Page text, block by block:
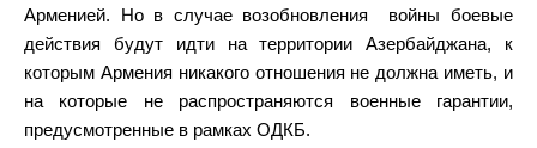
Арменией. Но в случае возобновления
войны боевые
действия будут идти на территории Азербайджана, к
которым Армения никакого отношения не должна иметь, и
на которые не распространяются военные гарантии,
предусмотренные в рамках ОДКБ.